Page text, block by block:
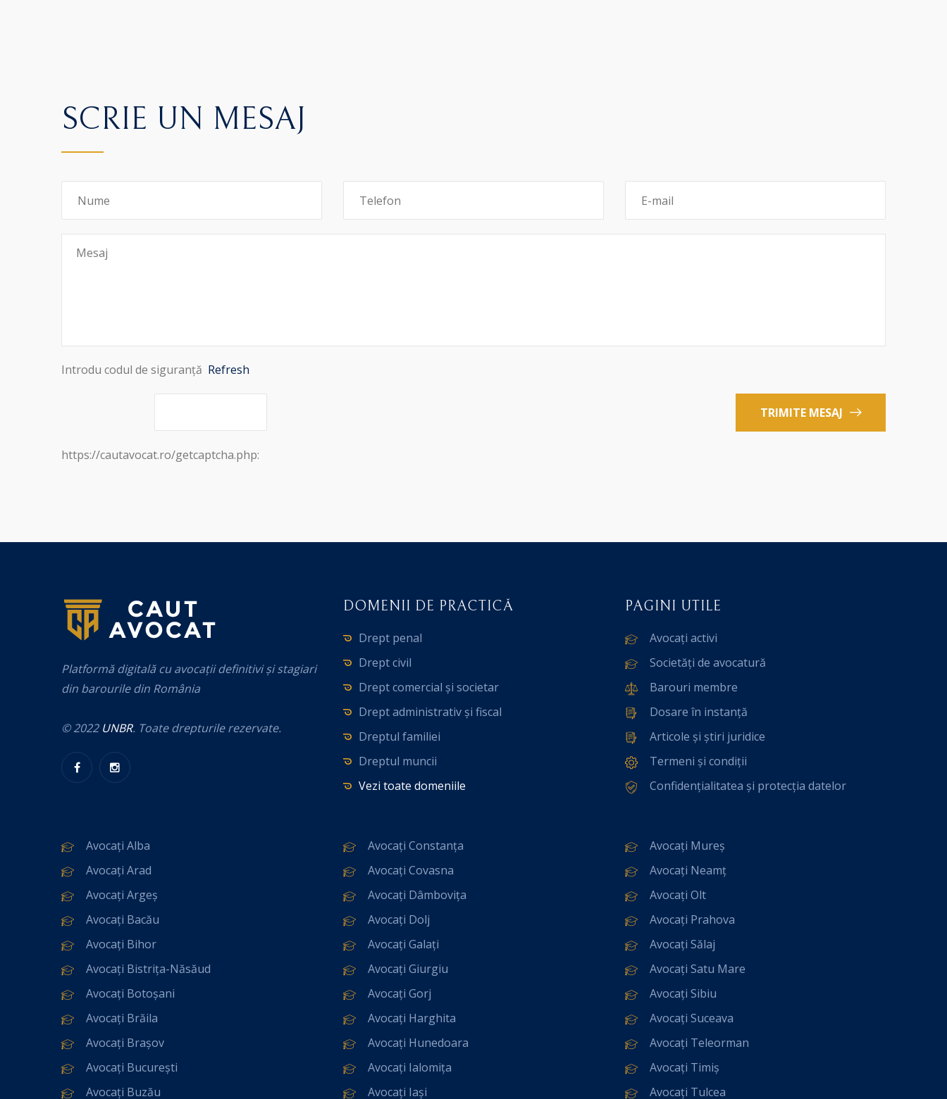
SCRIE UN MESAJ
Introdu codul de siguranță Refresh
TRIMITE MESAJ
https://cautavocat.ro/getcaptcha.php:
Platformă digitală cu avocații definitivi și stagiari
din barourile din România
© 2022 UNBR. Toate drepturile rezervate.
DOMENII DE PRACTICĂ
Drept penal
Drept civil
Drept comercial și societar
Drept administrativ și fiscal
Dreptul familiei
Dreptul muncii
Vezi toate domeniile
PAGINI UTILE
Avocați activi
Societăți de avocatură
Barouri membre
Dosare în instanță
Articole și știri juridice
Termeni și condiții
Confidențialitatea și protecția datelor
Avocați Alba
Avocați Arad
Avocați Argeș
Avocați Bacău
Avocați Bihor
Avocați Bistrița-Năsăud
Avocați Botoșani
Avocați Brăila
Avocați Brașov
Avocați București
Avocați Buzău
Avocați Constanța
Avocați Covasna
Avocați Dâmbovița
Avocați Dolj
Avocați Galați
Avocați Giurgiu
Avocați Gorj
Avocați Harghita
Avocați Hunedoara
Avocați Ialomița
Avocați Iași
Avocați Mureș
Avocați Neamț
Avocați Olt
Avocați Prahova
Avocați Sălaj
Avocați Satu Mare
Avocați Sibiu
Avocați Suceava
Avocați Teleorman
Avocați Timiș
Avocați Tulcea